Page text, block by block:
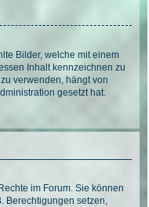
Bilder, welche mit einem
Inhalt kennzeichnen zu
verwenden, hängt von
gesetzt hat.
im Forum. Sie können
Berechtigungen setzen,